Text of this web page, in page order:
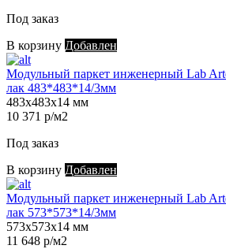
Под заказ
В корзину Добавлен
Модульный паркет инженерный Lab
лак 483*483*14/3мм
483х483х14 мм
10 371 р/м2
Под заказ
В корзину Добавлен
Модульный паркет инженерный Lab
лак 573*573*14/3мм
573х573х14 мм
11 648 р/м2